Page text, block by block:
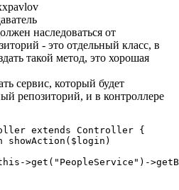
наследоваться от
- это отдельный класс, в
такой метод, это хорошая
сервис, который будет
репозиторий, и в контроллере
extends Controller {
showAction($login)
>get("PeopleService")-